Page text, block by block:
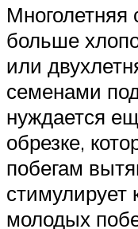
Многолетняя
больше
или
семенами
нуждается
обрезке,
побегам
стимулирует
молодых